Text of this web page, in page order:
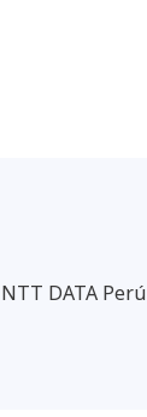
DATA Perú